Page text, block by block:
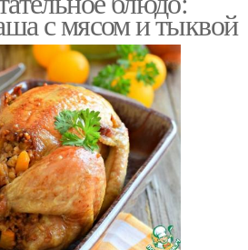
с мясом и тыквой